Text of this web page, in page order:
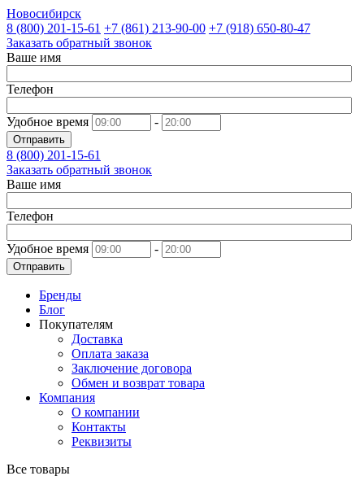
Новосибирск
8 (800) 201-15-61 +7 (861) 213-90-00 +7 (918) 650-80-47
Заказать обратный звонок
Ваше имя
Телефон
Удобное время -
Отправить
8 (800) 201-15-61
Заказать обратный звонок
Ваше имя
Телефон
Удобное время -
Отправить
Бренды
Блог
Покупателям
Доставка
Оплата заказа
Заключение договора
Обмен и возврат товара
Компания
О компании
Контакты
Реквизиты
Все товары